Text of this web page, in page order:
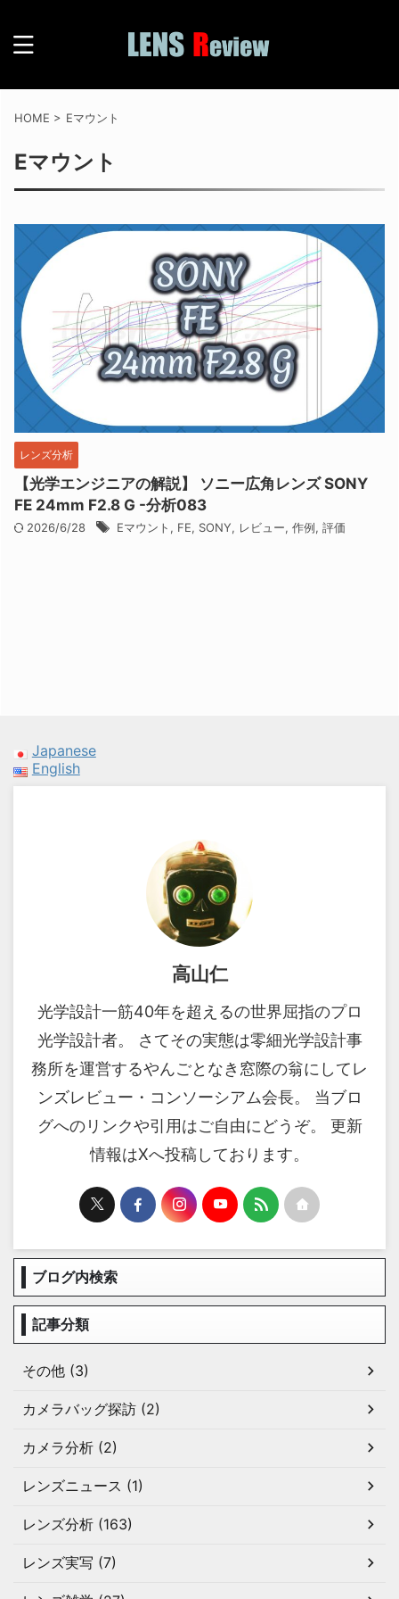
HOME > Eマウント
Eマウント
レンズ分析
【光学エンジニアの解説】 ソニー広角レンズ SONY
FE 24mm F2.8 G -分析083
2026/6/28 Eマウント , FE, SONY, レビュー, 作例, 評価
Japanese
English
高山仁
光学設計一筋40年を超えるの世界屈指のプロ
光学設計者。 さてその実態は零細光学設計事
務所を運営するやんごとなき窓際の翁にしてレ
ンズレビュー・コンソーシアム会長。 当ブロ
グへのリンクや引用はご自由にどうぞ。 更新
情報はXへ投稿しております。
ブログ内検索
記事分類
その他 (3)
カメラバッグ探訪 (2)
カメラ分析 (2)
レンズニュース (1)
レンズ分析 (163)
レンズ実写 (7)